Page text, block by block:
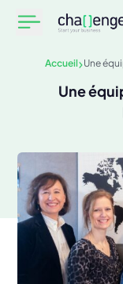
Accueil Une
Une